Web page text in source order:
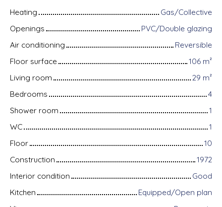
Heating
Gas/Collective
Openings
PVC/Double glazing
Air conditioning
Reversible
Floor surface
106 m²
Living room
29 m²
Bedrooms
4
Shower room
1
WC
1
Floor
10
Construction
1972
Interior condition
Good
Kitchen
Equipped/Open plan